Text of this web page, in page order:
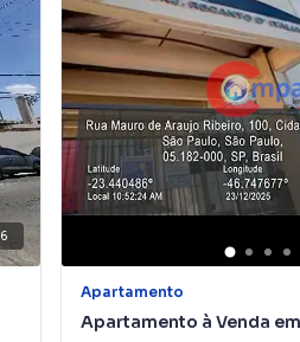
6
Apartamento
Apartamento à Venda